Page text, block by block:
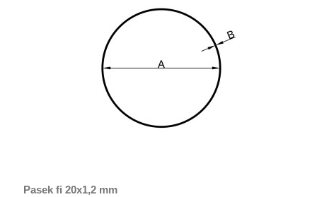
Pasek fi 20x1,2 mm